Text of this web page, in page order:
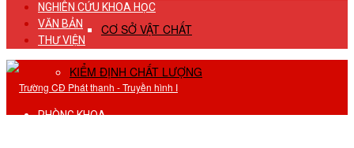
CƠ SỞ VẬT CHẤT
KIỂM ĐỊNH CHẤT LƯỢNG
PHÒNG KHOA
NGHIÊN CỨU KHOA HỌC
VĂN BẢN
THƯ VIỆN